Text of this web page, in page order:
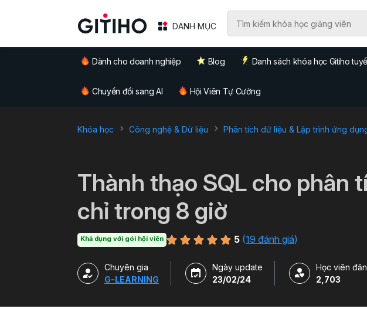
DANH MỤC
Dành cho doanh nghiệp Blog Danh sách khóa học Gitiho
Chuyển đổi sang AI Hội Viên Tự Cường
Khóa học Công nghệ & Dữ liệu Phân tích dữ liệu & Lập trình ứng
Thành thạo SQL cho phân
chỉ trong 8 giờ
Khả dụng với gói hội viên 5 (19 đánh giá)
Chuyên gia
G-LEARNING
Ngày update
23/02/24
Học viên
2,703